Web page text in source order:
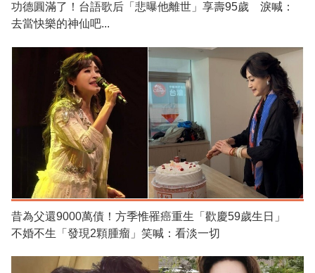
功德圓滿了！台語歌后「悲曝他離世」享壽95歲 淚喊：
去當快樂的神仙吧...
昔為父還9000萬債！方季惟罹癌重生「歡慶59歲生日」
不婚不生「發現2顆腫瘤」笑喊：看淡一切